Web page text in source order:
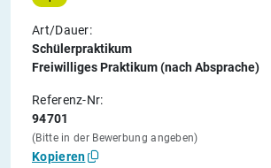
Art/Dauer:
Schülerpraktikum
Freiwilliges Praktikum (nach Absprache)
Referenz-Nr:
94701
(Bitte in der Bewerbung angeben)
Kopieren